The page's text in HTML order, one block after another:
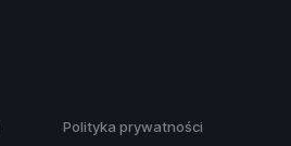
Polityka prywatności